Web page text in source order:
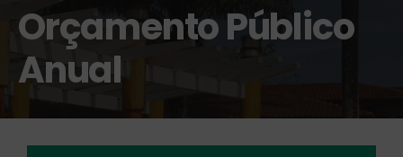
Orçamento Público
Anual